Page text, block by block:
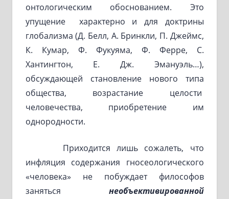
онтологическим обоснованием. Это
упущение характерно и для доктрины
глобализма (Д. Белл, А. Бринкли, П. Джеймс,
К. Кумар, Ф. Фукуяма, Ф. Ферре, С.
Хантингтон, Е. Дж. Эмануэль…),
обсуждающей становление нового типа
общества, возрастание целости
человечества, приобретение им
однородности.
Приходится лишь сожалеть, что
инфляция содержания гносеологического
«человека» не побуждает философов
заняться необъективированной